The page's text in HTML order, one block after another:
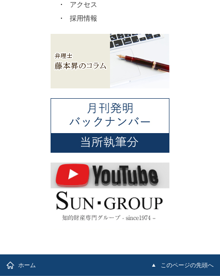
アクセス
採用情報
ホーム このページの先頭へ